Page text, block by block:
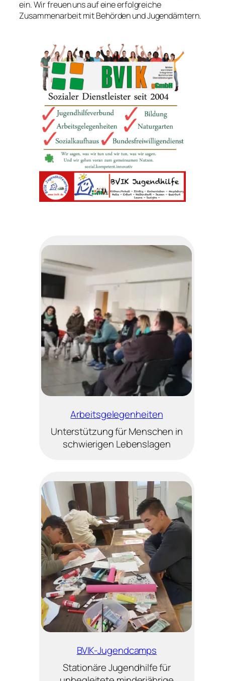
ein. Wir freuen uns auf eine erfolgreiche
Zusammenarbeit mit Behörden und Jugendämtern.
Arbeitsgelegenheiten
Unterstützung für Menschen in
schwierigen Lebenslagen
BVIK-Jugendcamps
Stationäre Jugendhilfe für